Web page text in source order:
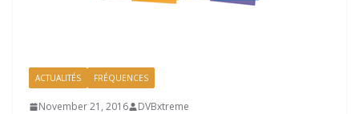
ACTUALITÉS FRÉQUENCES
November 21, 2016 DVBxtreme